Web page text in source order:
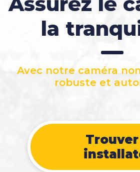
la
Avec notre caméra
robuste et